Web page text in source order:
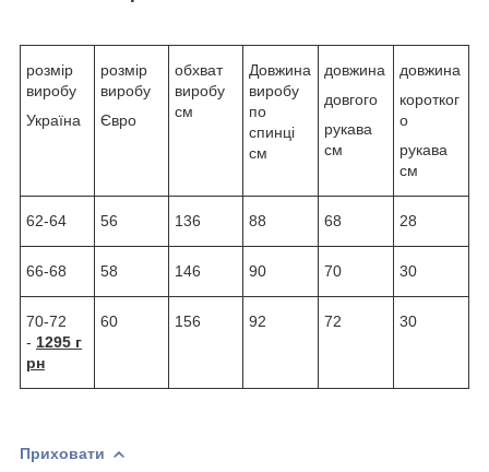
розмір
виробу
Україна
розмір
виробу
Євро
обхват
виробу
см
Довжина
виробу
по
спинці
см
довжина
довгого
рукава
см
довжина
коротког
о
рукава
см
62-64 56 136 88 68 28
66-68 58 146 90 70 30
70-72
- 1295 г
рн
60 156 92 72 30
Приховати